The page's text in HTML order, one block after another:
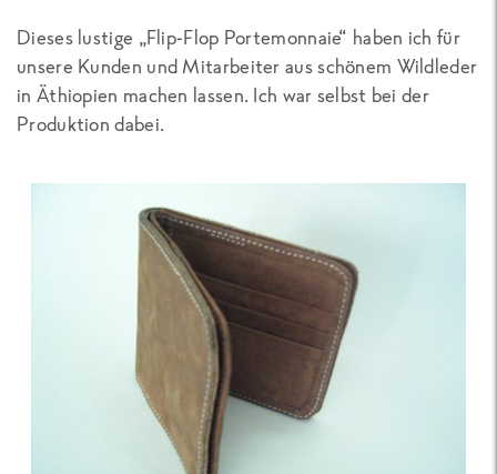
Dieses lustige „Flip-Flop Portemonnaie“ haben ich für
unsere Kunden und Mitarbeiter aus schönem Wildleder
in Äthiopien machen lassen. Ich war selbst bei der
Produktion dabei.